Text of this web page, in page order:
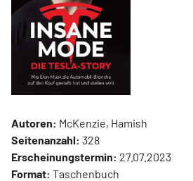
Autoren: McKenzie, Hamish
Seitenanzahl: 328
Erscheinungstermin: 27.07.2023
Format: Taschenbuch